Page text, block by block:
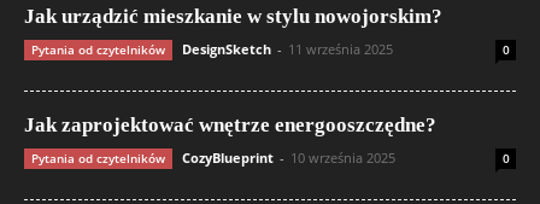
Jak urządzić mieszkanie w stylu nowojorskim?
Pytania od czytelników DesignSketch - 11 września 2025 0
Jak zaprojektować wnętrze energooszczędne?
Pytania od czytelników CozyBlueprint - 10 września 2025 0